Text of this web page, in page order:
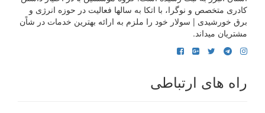
کادری متخصص و نوگرا، با اتکا به سالها فعالیت در حوزه انرژی و
برق خورشیدی | سولار خود را ملزم به ارائه بهترین خدمات در شاًن
مشتریان میداند.
راه های ارتباطی